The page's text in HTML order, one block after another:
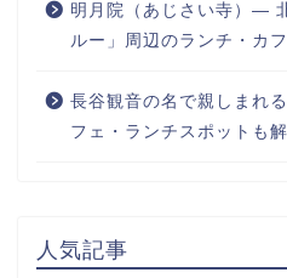
明月院（あじさい寺）―
ルー」周辺のランチ・カ
長谷観音の名で親しまれ
フェ・ランチスポットも
人気記事